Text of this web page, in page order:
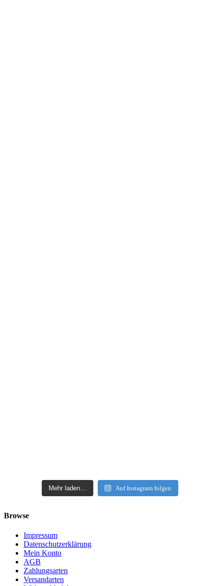
Mehr laden… Auf Instagram folgen
Browse
Impressum
Datenschutzerklärung
Mein Konto
AGB
Zahlungsarten
Versandarten